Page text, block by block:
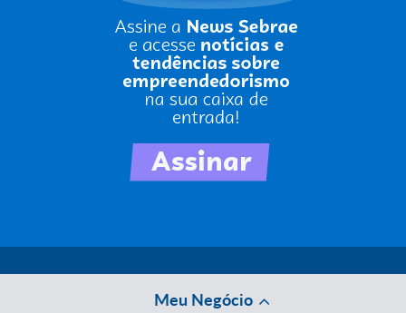
Meu Negócio